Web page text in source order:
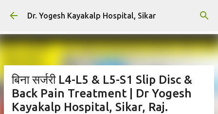
Skip to main content
Dr. Yogesh Kayakalp Hospital, Sikar
बिना सर्जरी L4-L5 & L5-S1 Slip Disc &
Back Pain Treatment | Dr Yogesh
Kayakalp Hospital, Sikar, Raj.